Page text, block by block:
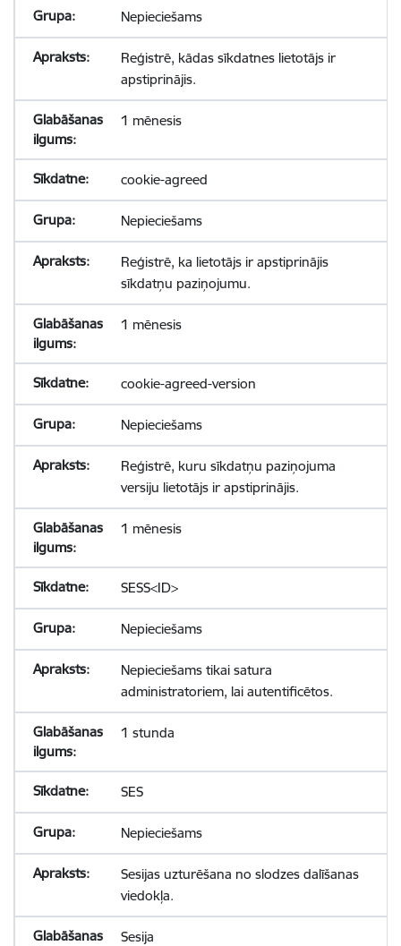
Nepieciešams
Reģistrē, kādas sīkdatnes lietotājs ir
apstiprinājis.
1 mēnesis
cookie-agreed
Nepieciešams
Reģistrē, ka lietotājs ir apstiprinājis
sīkdatņu paziņojumu.
1 mēnesis
cookie-agreed-version
Nepieciešams
Reģistrē, kuru sīkdatņu paziņojuma
versiju lietotājs ir apstiprinājis.
1 mēnesis
SESS<ID>
Nepieciešams
Nepieciešams tikai satura
administratoriem, lai autentificētos.
1 stunda
SES
Nepieciešams
Sesijas uzturēšana no slodzes dalīšanas
viedokļa.
Sesija